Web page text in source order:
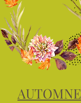
AUTOMNE